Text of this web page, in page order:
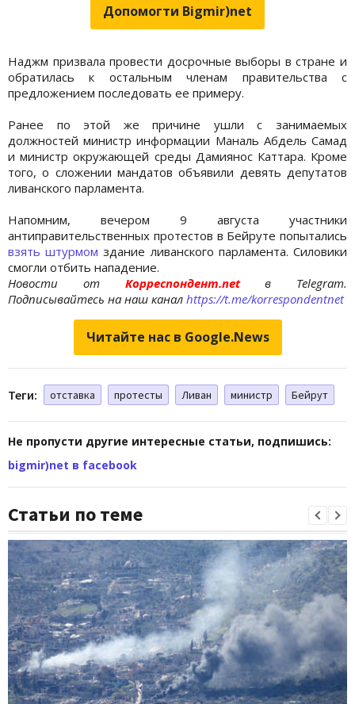
Допомогти Bigmir)net
Наджм призвала провести досрочные выборы в стране и
обратилась к остальным членам правительства с
предложением последовать ее примеру.
Ранее по этой же причине ушли с занимаемых
должностей министр информации Маналь Абдель Самад
и министр окружающей среды Дамиянос Каттара. Кроме
того, о сложении мандатов объявили девять депутатов
ливанского парламента.
Напомним, вечером 9 августа участники
антиправительственных протестов в Бейруте попытались
взять штурмом здание ливанского парламента. Силовики
смогли отбить нападение.
Новости отКорреспондент.netв Telegram.
Подписывайтесь на наш канал https://t.me/korrespondentnet
Читайте нас в Google.News
Теги: отставка протесты Ливан министр Бейрут
Не пропусти другие интересные статьи, подпишись:
bigmir)net в facebook
Статьи по теме